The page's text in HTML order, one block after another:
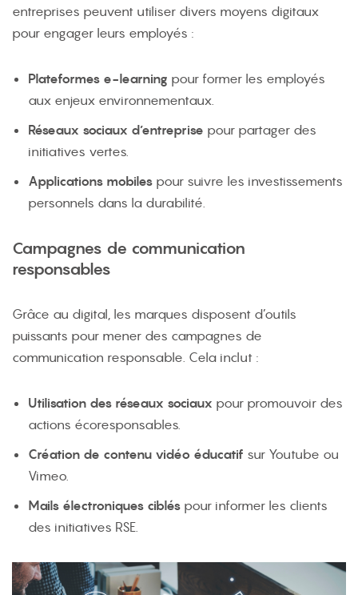
entreprises peuvent utiliser divers moyens digitaux
pour engager leurs employés :
Plateformes e-learning pour former les employés
aux enjeux environnementaux.
Réseaux sociaux d’entreprise pour partager des
initiatives vertes.
Applications mobiles pour suivre les investissements
personnels dans la durabilité.
Campagnes de communication
responsables
Grâce au digital, les marques disposent d’outils
puissants pour mener des campagnes de
communication responsable. Cela inclut :
Utilisation des réseaux sociaux pour promouvoir des
actions écoresponsables.
Création de contenu vidéo éducatif sur Youtube ou
Vimeo.
Mails électroniques ciblés pour informer les clients
des initiatives RSE.